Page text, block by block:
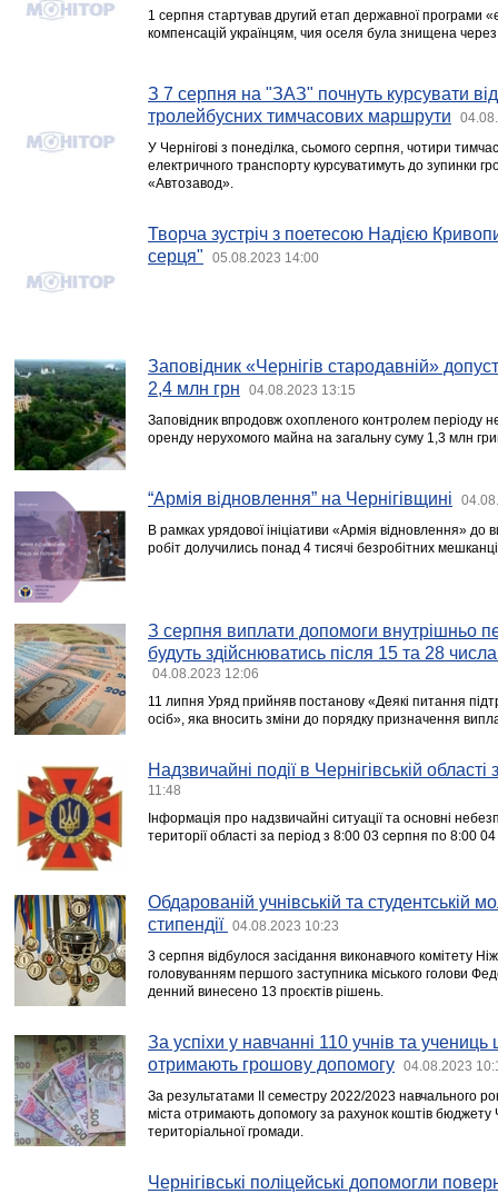
1 серпня стартував другий етап державної програми
компенсацій українцям, чия оселя була знищена через
З 7 серпня на "ЗАЗ" почнуть курсувати
тролейбусних тимчасових маршрути
У Чернігові з понеділка, сьомого серпня, чотири
електричного транспорту курсуватимуть до зупинки
«Автозавод».
Творча зустріч з поетесою Надією
серця"
05.08.2023 14:00
Заповідник «Чернігів стародавній»
2,4 млн грн
04.08.2023 13:15
Заповідник впродовж охопленого контролем періоду
оренду нерухомого майна на загальну суму 1,3 млн
“Армія відновлення” на Чернігівщині
В рамках урядової ініціативи «Армія відновлення» до
робіт долучились понад 4 тисячі безробітних
З серпня виплати допомоги внутрішньо
будуть здійснюватись після 15 та 28
04.08.2023 12:06
11 липня Уряд прийняв постанову «Деякі питання
осіб», яка вносить зміни до порядку призначення
Надзвичайні події в Чернігівській
11:48
Інформація про надзвичайні ситуації та основні
території області за період з 8:00 03 серпня по 8:00
Обдарованій учнівській та студентській
стипендії 04.08.2023 10:23
3 серпня відбулося засідання виконавчого комітету
головуванням першого заступника міського голови
денний винесено 13 проєктів рішень.
За успіхи у навчанні 110 учнів та учениць
отримають грошову допомогу
04.08.2023
За результатами ІІ семестру 2022/2023 навчального
міста отримають допомогу за рахунок коштів бюджету
територіальної громади.
Чернігівські поліцейські допомогли